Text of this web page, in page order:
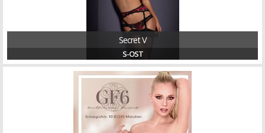
Secret V
S-OST